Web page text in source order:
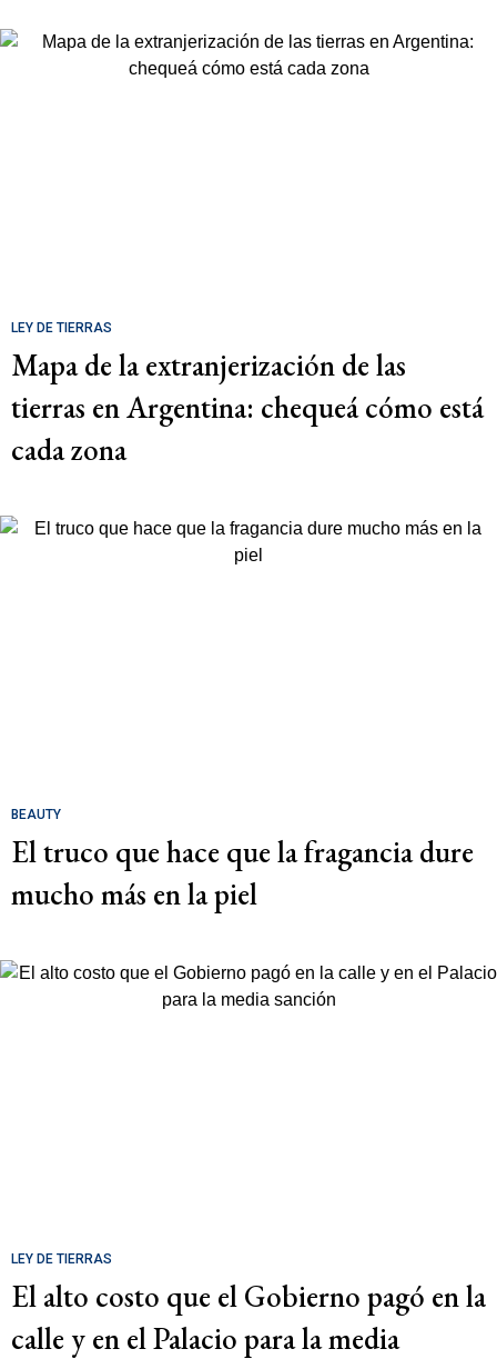
LEY DE TIERRAS
Mapa de la extranjerización de las
tierras en Argentina: chequeá cómo está
cada zona
BEAUTY
El truco que hace que la fragancia dure
mucho más en la piel
LEY DE TIERRAS
El alto costo que el Gobierno pagó en la
calle y en el Palacio para la media